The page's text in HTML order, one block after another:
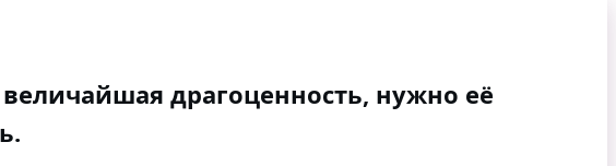
драгоценность, нужно её